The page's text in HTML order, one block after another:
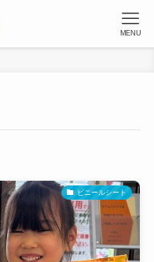
MENU
ビニールシート